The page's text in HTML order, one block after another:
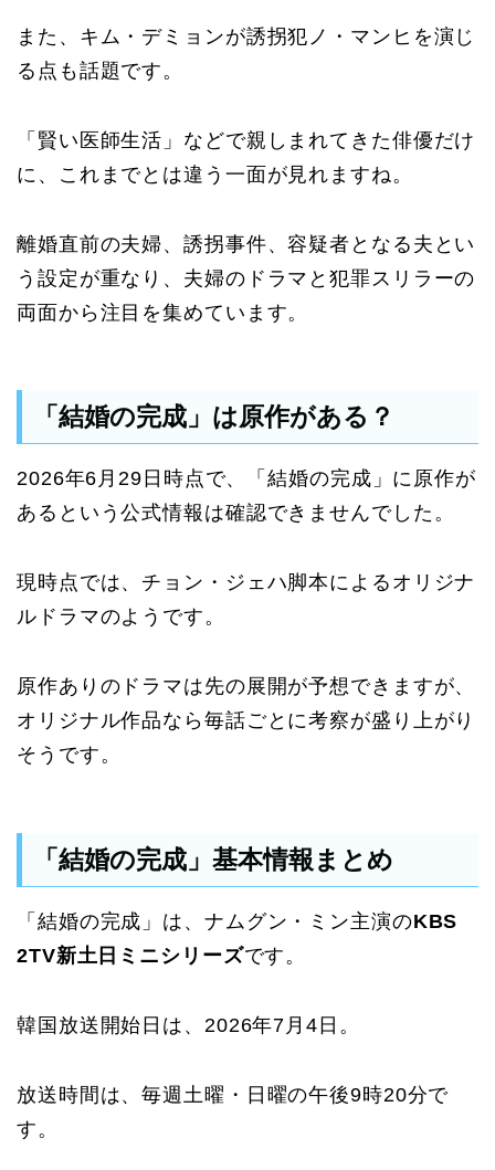
また、キム・デミョンが誘拐犯ノ・マンヒを演じ
る点も話題です。
「賢い医師生活」などで親しまれてきた俳優だけ
に、これまでとは違う一面が見れますね。
離婚直前の夫婦、誘拐事件、容疑者となる夫とい
う設定が重なり、夫婦のドラマと犯罪スリラーの
両面から注目を集めています。
「結婚の完成」は原作がある？
2026年6月29日時点で、「結婚の完成」に原作が
あるという公式情報は確認できませんでした。
現時点では、チョン・ジェハ脚本によるオリジナ
ルドラマのようです。
原作ありのドラマは先の展開が予想できますが、
オリジナル作品なら毎話ごとに考察が盛り上がり
そうです。
「結婚の完成」基本情報まとめ
「結婚の完成」は、ナムグン・ミン主演のKBS
2TV新土日ミニシリーズです。
韓国放送開始日は、2026年7月4日。
放送時間は、毎週土曜・日曜の午後9時20分で
す。